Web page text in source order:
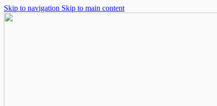
Skip to navigation Skip to main content